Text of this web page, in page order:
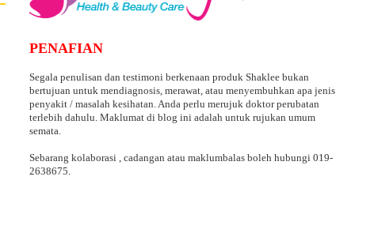
PENAFIAN
Segala penulisan dan testimoni berkenaan produk Shaklee bukan
bertujuan untuk mendiagnosis, merawat, atau menyembuhkan apa jenis
penyakit / masalah kesihatan. Anda perlu merujuk doktor perubatan
terlebih dahulu. Maklumat di blog ini adalah untuk rujukan umum
semata.
Sebarang kolaborasi , cadangan atau maklumbalas boleh hubungi 019-
2638675.